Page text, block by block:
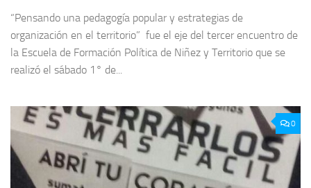
“Pensando una pedagogía popular y estrategias de
organización en el territorio” fue el eje del tercer encuentro de
la Escuela de Formación Política de Niñez y Territorio que se
realizó el sábado 1° de...
0